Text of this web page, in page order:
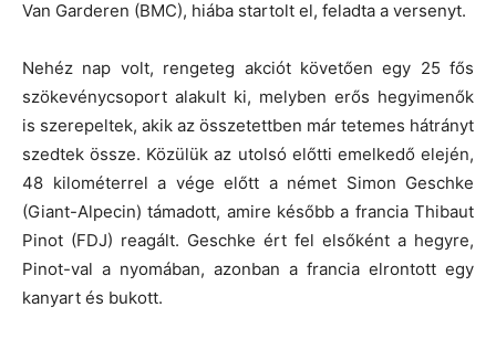
Van Garderen (BMC), hiába startolt el, feladta a versenyt.
Nehéz nap volt, rengeteg akciót követően egy 25 fős
szökevénycsoport alakult ki, melyben erős hegyimenők
is szerepeltek, akik az összetettben már tetemes hátrányt
szedtek össze. Közülük az utolsó előtti emelkedő elején,
48 kilométerrel a vége előtt a német Simon Geschke
(Giant-Alpecin) támadott, amire később a francia Thibaut
Pinot (FDJ) reagált. Geschke ért fel elsőként a hegyre,
Pinot-val a nyomában, azonban a francia elrontott egy
kanyart és bukott.